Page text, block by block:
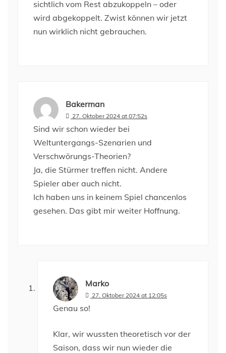
sichtlich vom Rest abzukoppeln – oder
wird abgekoppelt. Zwist können wir jetzt
nun wirklich nicht gebrauchen.
Bakerman
27. Oktober 2024 at 07:52s
Sind wir schon wieder bei
Weltuntergangs-Szenarien und
Verschwörungs-Theorien?
Ja, die Stürmer treffen nicht. Andere
Spieler aber auch nicht.
Ich haben uns in keinem Spiel chancenlos
gesehen. Das gibt mir weiter Hoffnung.
Marko
27. Oktober 2024 at 12:05s
Genau so!
Klar, wir wussten theoretisch vor der
Saison, dass wir nun wieder die